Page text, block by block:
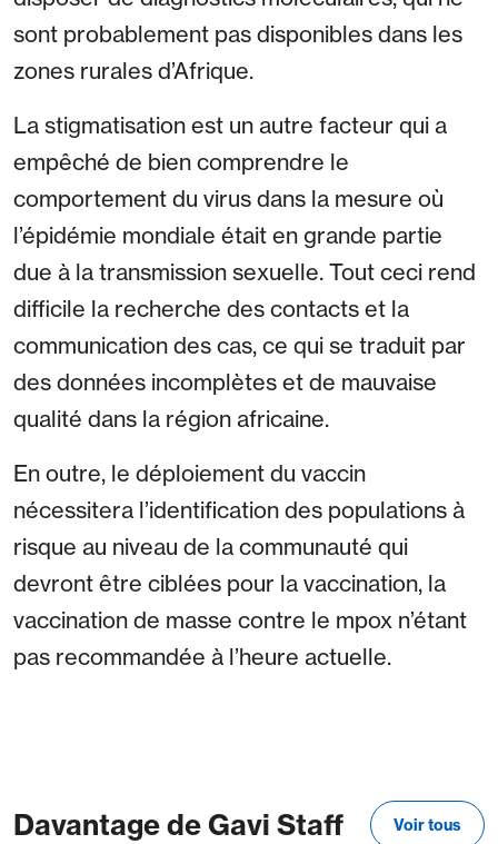
sont probablement pas disponibles dans les
zones rurales d’Afrique.
La stigmatisation est un autre facteur qui a
empêché de bien comprendre le
comportement du virus dans la mesure où
l’épidémie mondiale était en grande partie
due à la transmission sexuelle. Tout ceci rend
difficile la recherche des contacts et la
communication des cas, ce qui se traduit par
des données incomplètes et de mauvaise
qualité dans la région africaine.
En outre, le déploiement du vaccin
nécessitera l’identification des populations à
risque au niveau de la communauté qui
devront être ciblées pour la vaccination, la
vaccination de masse contre le mpox n’étant
pas recommandée à l’heure actuelle.
Davantage de Gavi Staff Voir tous